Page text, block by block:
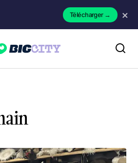
Télécharger→ ×